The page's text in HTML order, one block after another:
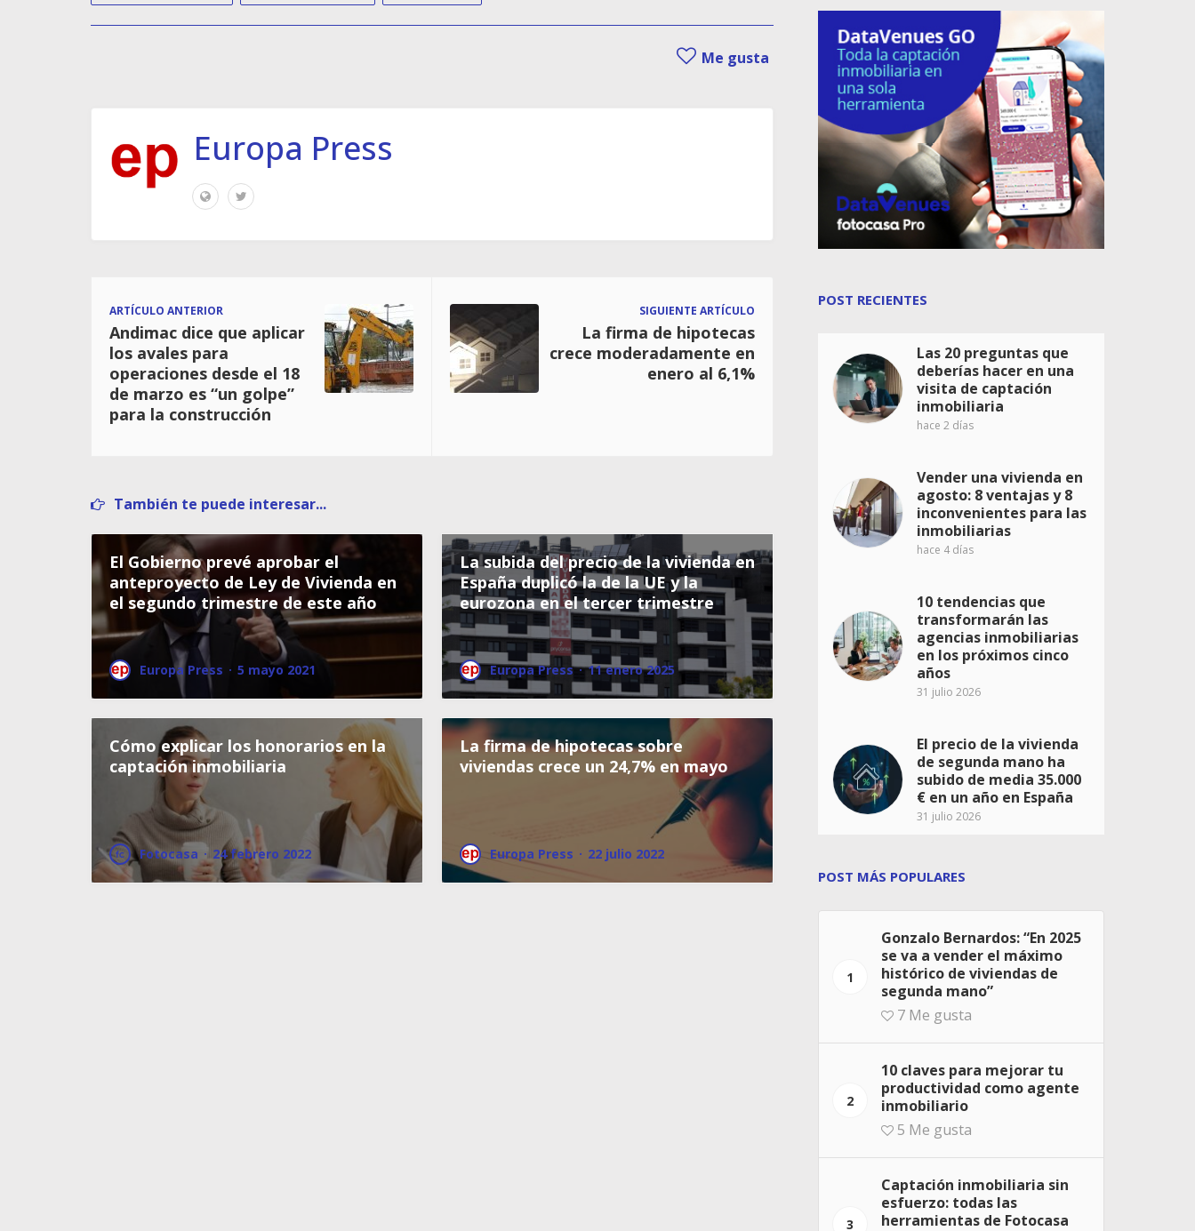
Me gusta
Europa Press
ARTÍCULO ANTERIOR
Andimac dice que aplicar
los avales para
operaciones desde el 18
de marzo es “un golpe”
para la construcción
SIGUIENTE ARTÍCULO
La firma de hipotecas
crece moderadamente en
enero al 6,1%
También te puede interesar...
El Gobierno prevé aprobar el
anteproyecto de Ley de Vivienda en
el segundo trimestre de este año
Europa Press · 5 mayo 2021
La subida del precio de la vivienda en
España duplicó la de la UE y la
eurozona en el tercer trimestre
Europa Press · 11 enero 2025
Cómo explicar los honorarios en la
captación inmobiliaria
Fotocasa · 24 febrero 2022
La firma de hipotecas sobre
viviendas crece un 24,7% en mayo
Europa Press · 22 julio 2022
POST RECIENTES
Las 20 preguntas que
deberías hacer en una
visita de captación
inmobiliaria
hace 2 días
Vender una vivienda en
agosto: 8 ventajas y 8
inconvenientes para las
inmobiliarias
hace 4 días
10 tendencias que
transformarán las
agencias inmobiliarias
en los próximos cinco
años
31 julio 2026
El precio de la vivienda
de segunda mano ha
subido de media 35.000
€ en un año en España
31 julio 2026
POST MÁS POPULARES
1
Gonzalo Bernardos: “En 2025
se va a vender el máximo
histórico de viviendas de
segunda mano”
7 Me gusta
2
10 claves para mejorar tu
productividad como agente
inmobiliario
5 Me gusta
3
Captación inmobiliaria sin
esfuerzo: todas las
herramientas de Fotocasa